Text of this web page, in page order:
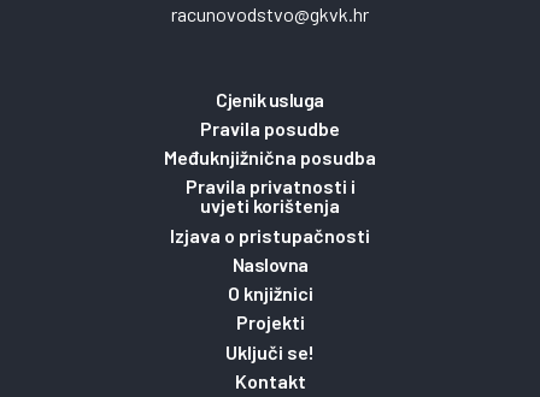
racunovodstvo@gkvk.hr
Cjenik usluga
Pravila posudbe
Međuknjižnična posudba
Pravila privatnosti i
uvjeti korištenja
Izjava o pristupačnosti
Naslovna
O knjižnici
Projekti
Uključi se!
Kontakt